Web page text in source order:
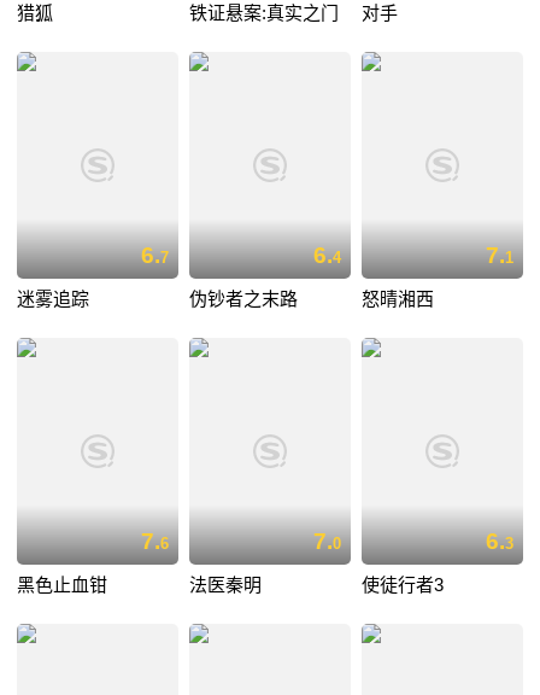
猎狐 铁证悬案:真实之门 对手
6.7
迷雾追踪
6.4
伪钞者之末路
7.1
怒晴湘西
7.6
黑色止血钳
7.0
法医秦明
6.3
使徒行者3